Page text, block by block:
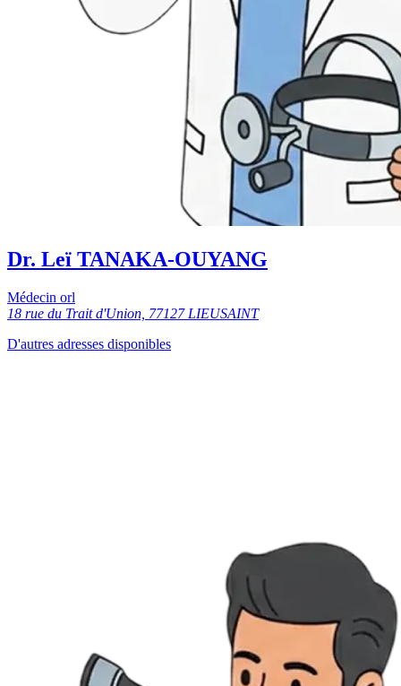
Dr. Leï TANAKA-OUYANG
Médecin orl
18 rue du Trait d'Union, 77127 LIEUSAINT
D'autres adresses disponibles